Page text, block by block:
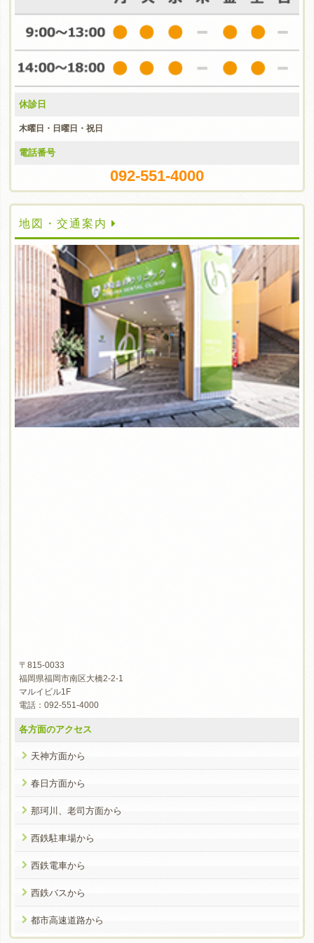
休診日
木曜日・日曜日・祝日
電話番号
092-551-4000
地図・交通案内
〒815-0033
福岡県福岡市南区大橋2-2-1
マルイビル1F
電話：092-551-4000
各方面のアクセス
天神方面から
春日方面から
那珂川、老司方面から
西鉄駐車場から
西鉄電車から
西鉄バスから
都市高速道路から